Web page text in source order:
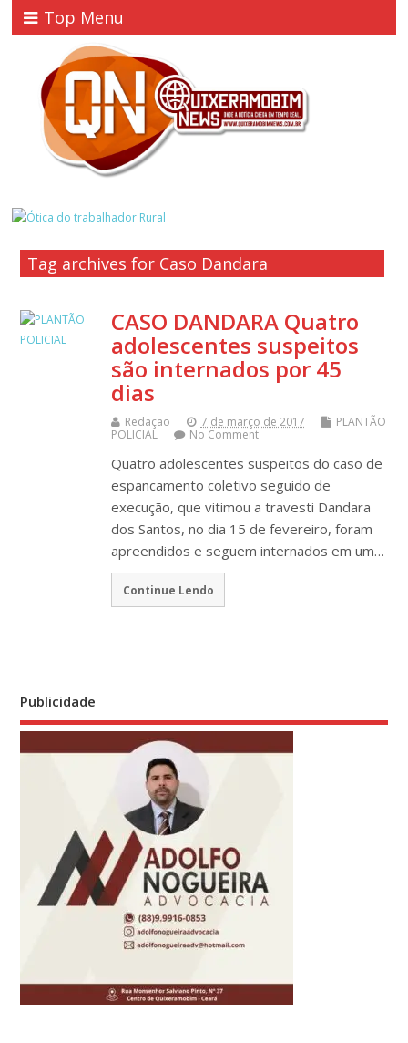
Top Menu
Tag archives for Caso Dandara
CASO DANDARA Quatro
adolescentes suspeitos
são internados por 45
dias
Redação 7 de março de 2017
PLANTÃO
POLICIAL
No Comment
Quatro adolescentes suspeitos do caso de
espancamento coletivo seguido de
execução, que vitimou a travesti Dandara
dos Santos, no dia 15 de fevereiro, foram
apreendidos e seguem internados em um…
Continue Lendo
Publicidade